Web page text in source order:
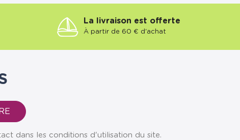
La livraison est offerte
À partir de 60 € d'achat
dans les conditions d'utilisation du site.